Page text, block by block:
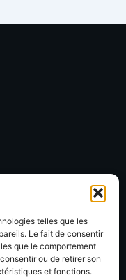
telles que les
Le fait de consentir
que le comportement
ou de retirer son
et fonctions.